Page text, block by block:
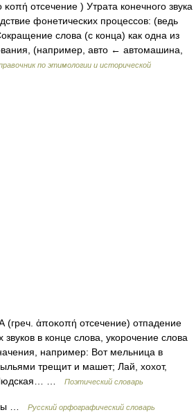
отсечение ) Утрата конечного звука
фонетических процессов: (ведь
слова (с конца) как одна из
(например, авто ← автомашина,
по этимологии и исторической
ἀποκοπή отсечение) отпадение
звуков в конце слова, укорочение слова
например: Вот мельница в
трещит и машет; Лай, хохот,
Людская… …
Поэтический словарь
ы … Русский орфографический словарь